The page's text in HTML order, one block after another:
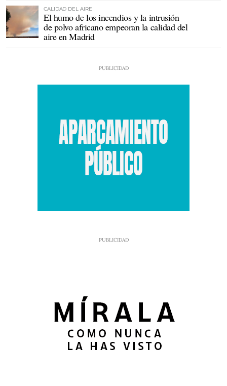
CALIDAD DEL AIRE
El humo de los incendios y la intrusión
de polvo africano empeoran la calidad del
aire en Madrid